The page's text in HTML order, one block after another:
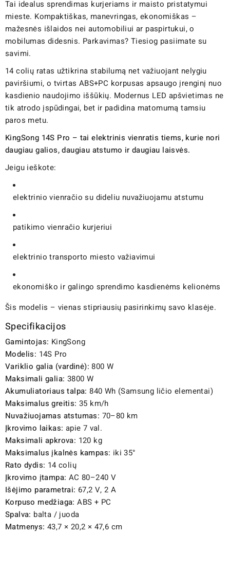
Tai idealus sprendimas kurjeriams ir maisto pristatymui
mieste. Kompaktiškas, manevringas, ekonomiškas –
mažesnės išlaidos nei automobiliui ar paspirtukui, o
mobilumas didesnis. Parkavimas? Tiesiog pasiimate su
savimi.
14 colių ratas užtikrina stabilumą net važiuojant nelygiu
paviršiumi, o tvirtas ABS+PC korpusas apsaugo įrenginį nuo
kasdienio naudojimo iššūkių. Modernus LED apšvietimas ne
tik atrodo įspūdingai, bet ir padidina matomumą tamsiu
paros metu.
KingSong 14S Pro – tai elektrinis vienratis tiems, kurie nori
daugiau galios, daugiau atstumo ir daugiau laisvės.
Jeigu ieškote:
elektrinio vienračio su dideliu nuvažiuojamu atstumu
patikimo vienračio kurjeriui
elektrinio transporto miesto važiavimui
ekonomiško ir galingo sprendimo kasdienėms kelionėms
Šis modelis – vienas stipriausių pasirinkimų savo klasėje.
Specifikacijos
Gamintojas: KingSong
Modelis: 14S Pro
Variklio galia (vardinė): 800 W
Maksimali galia: 3800 W
Akumuliatoriaus talpa: 840 Wh (Samsung ličio elementai)
Maksimalus greitis: 35 km/h
Nuvažiuojamas atstumas: 70–80 km
Įkrovimo laikas: apie 7 val.
Maksimali apkrova: 120 kg
Maksimalus įkalnės kampas: iki 35°
Rato dydis: 14 colių
Įkrovimo įtampa: AC 80–240 V
Išėjimo parametrai: 67,2 V, 2 A
Korpuso medžiaga: ABS + PC
Spalva: balta / juoda
Matmenys: 43,7 × 20,2 × 47,6 cm